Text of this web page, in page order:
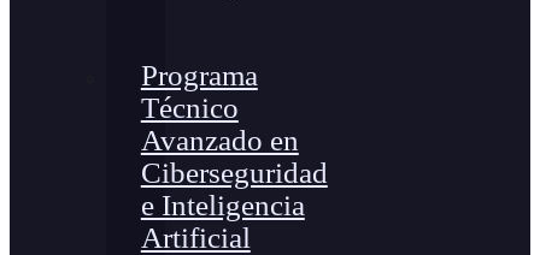
Programa
Técnico
Avanzado en
Ciberseguridad
e Inteligencia
Artificial